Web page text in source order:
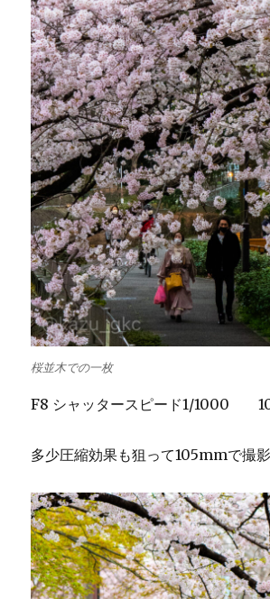
桜並木での一枚
F8 シャッタースピード1/1000
多少圧縮効果も狙って105mmで撮影